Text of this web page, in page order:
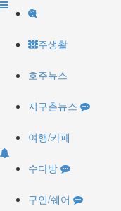
호주생활
호주뉴스
지구촌뉴스
여행/카페
수다방
구인/쉐어